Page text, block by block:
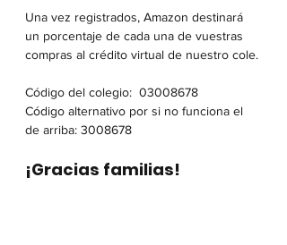
Una vez registrados, Amazon destinará
un porcentaje de cada una de vuestras
compras al crédito virtual de nuestro cole.
Código del colegio:  03008678
Código alternativo por si no funciona el
de arriba: 3008678
¡Gracias familias!